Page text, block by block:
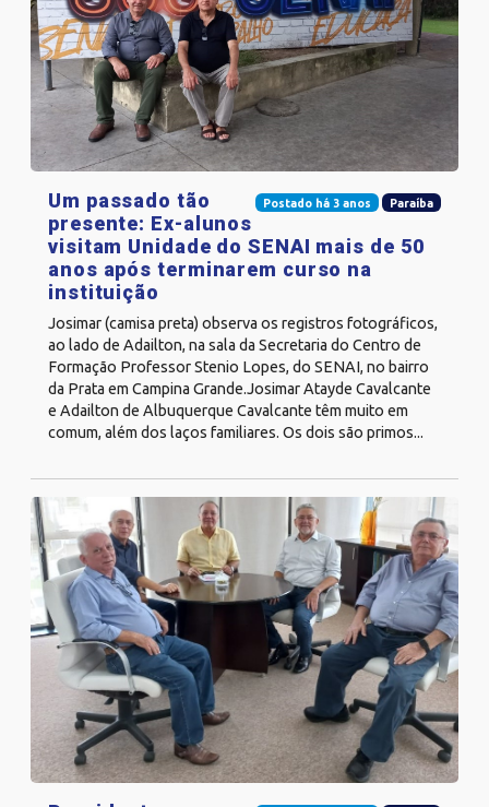
Postado há 3 anos Paraíba
Um passado tão
presente: Ex-alunos
visitam Unidade do SENAI mais de 50
anos após terminarem curso na
instituição
Josimar (camisa preta) observa os registros fotográficos,
ao lado de Adailton, na sala da Secretaria do Centro de
Formação Professor Stenio Lopes, do SENAI, no bairro
da Prata em Campina Grande.Josimar Atayde Cavalcante
e Adailton de Albuquerque Cavalcante têm muito em
comum, além dos laços familiares. Os dois são primos...